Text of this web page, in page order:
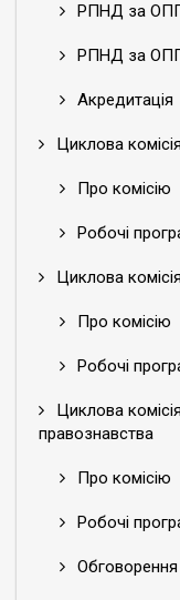
РПНД за ОПП
РПНД за ОПП
Акредитація
Циклова
Про комісію
Робочі
Циклова
Про комісію
Робочі
Циклова
правознавства
Про комісію
Робочі
Обговорення